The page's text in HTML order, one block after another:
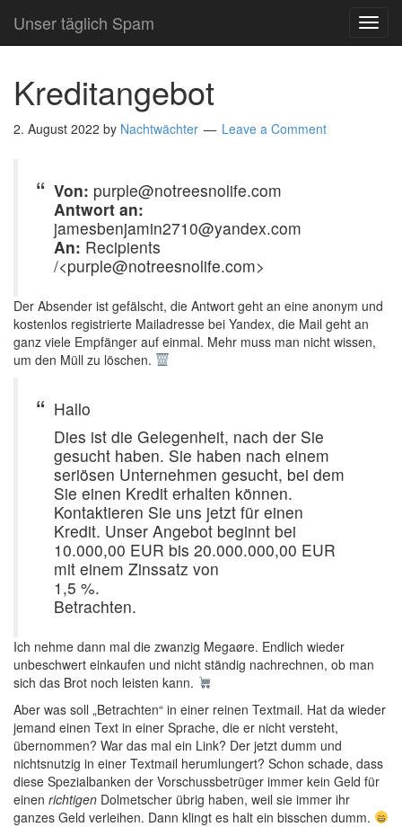
Unser täglich Spam
Kreditangebot
2. August 2022 by Nachtwächter Leave a Comment
Von: purple@notreesnolife.com
Antwort an:
jamesbenjamin2710@yandex.com
An: Recipients
/<purple@notreesnolife.com>
Der Absender ist gefälscht, die Antwort geht an eine anonym und
kostenlos registrierte Mailadresse bei Yandex, die Mail geht an
ganz viele Empfänger auf einmal. Mehr muss man nicht wissen,
um den Müll zu löschen.
Hallo
Dies ist die Gelegenheit, nach der Sie
gesucht haben. Sie haben nach einem
seriösen Unternehmen gesucht, bei dem
Sie einen Kredit erhalten können.
Kontaktieren Sie uns jetzt für einen
Kredit. Unser Angebot beginnt bei
10.000,00 EUR bis 20.000.000,00 EUR
mit einem Zinssatz von
1,5 %.
Betrachten.
Ich nehme dann mal die zwanzig Megaøre. Endlich wieder
unbeschwert einkaufen und nicht ständig nachrechnen, ob man
sich das Brot noch leisten kann.
Aber was soll „Betrachten“ in einer reinen Textmail. Hat da wieder
jemand einen Text in einer Sprache, die er nicht versteht,
übernommen? War das mal ein Link? Der jetzt dumm und
nichtsnutzig in einer Textmail herumlungert? Schon schade, dass
diese Spezialbanken der Vorschussbetrüger immer kein Geld für
einen richtigen Dolmetscher übrig haben, weil sie immer ihr
ganzes Geld verleihen. Dann klingt es halt ein bisschen dumm.